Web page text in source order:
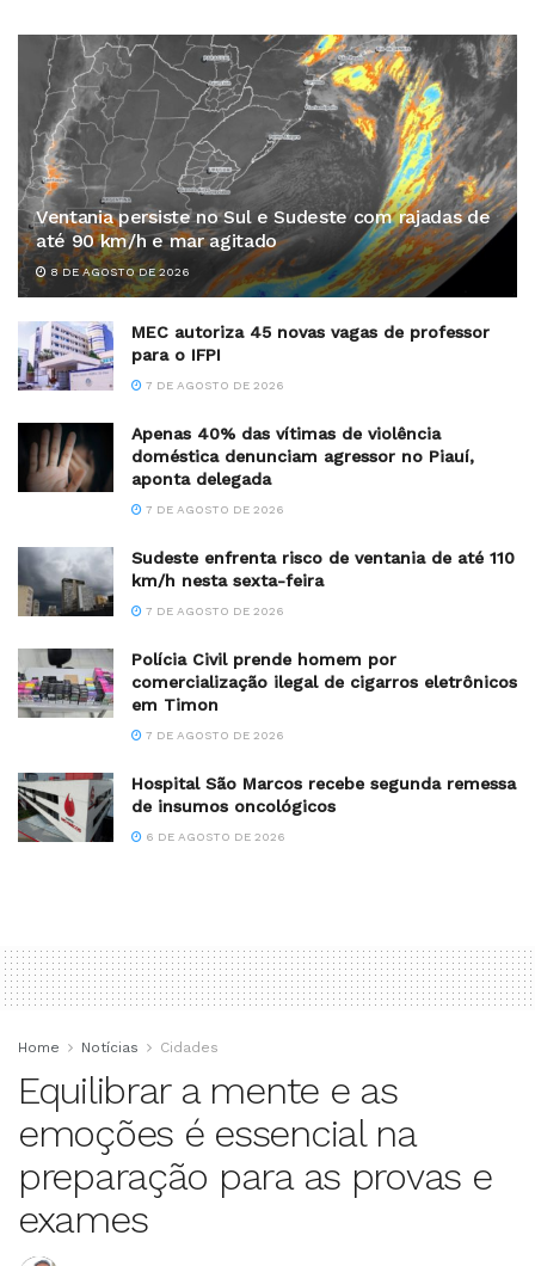
Ventania persiste no Sul e Sudeste com rajadas de
até 90 km/h e mar agitado
8 DE AGOSTO DE 2026
MEC autoriza 45 novas vagas de professor
para o IFPI
7 DE AGOSTO DE 2026
Apenas 40% das vítimas de violência
doméstica denunciam agressor no Piauí,
aponta delegada
7 DE AGOSTO DE 2026
Sudeste enfrenta risco de ventania de até 110
km/h nesta sexta-feira
7 DE AGOSTO DE 2026
Polícia Civil prende homem por
comercialização ilegal de cigarros eletrônicos
em Timon
7 DE AGOSTO DE 2026
Hospital São Marcos recebe segunda remessa
de insumos oncológicos
6 DE AGOSTO DE 2026
Home Notícias Cidades
Equilibrar a mente e as
emoções é essencial na
preparação para as provas e
exames